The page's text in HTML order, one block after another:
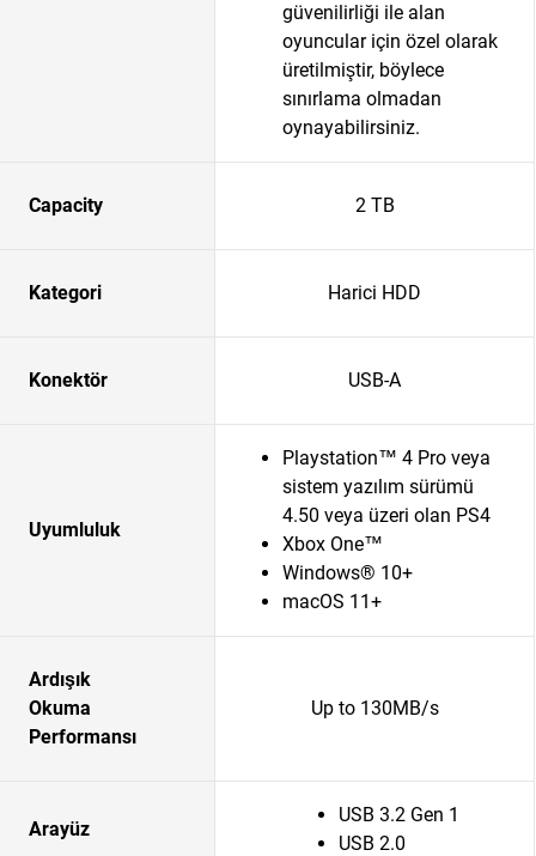
güvenilirliği ile alan
oyuncular için özel olarak
üretilmiştir, böylece
sınırlama olmadan
oynayabilirsiniz.
Capacity 2 TB
Kategori Harici HDD
Konektör USB-A
Uyumluluk
Playstation™ 4 Pro veya
sistem yazılım sürümü
4.50 veya üzeri olan PS4
Xbox One™
Windows® 10+
macOS 11+
Ardışık
Okuma
Performansı
Up to 130MB/s
Arayüz
USB 3.2 Gen 1
USB 2.0